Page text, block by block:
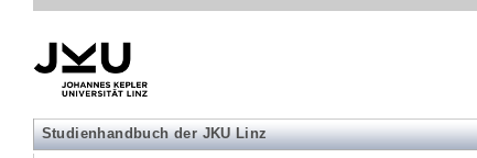
Studienhandbuch der JKU Linz